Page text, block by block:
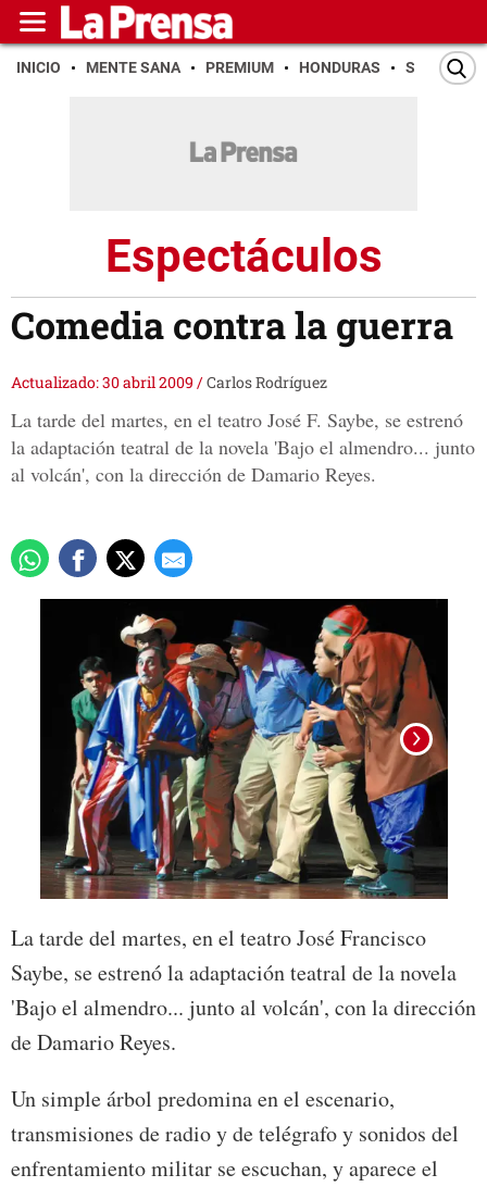
INICIO MENTE SANA PREMIUM HONDURAS SAN PEDRO
Espectáculos
Comedia contra la guerra
Actualizado: 30 abril 2009 /Carlos Rodríguez
La tarde del martes, en el teatro José F. Saybe, se estrenó
la adaptación teatral de la novela 'Bajo el almendro... junto
al volcán', con la dirección de Damario Reyes.
La tarde del martes, en el teatro José Francisco
Saybe, se estrenó la adaptación teatral de la novela
'Bajo el almendro... junto al volcán', con la dirección
de Damario Reyes.
Un simple árbol predomina en el escenario,
transmisiones de radio y de telégrafo y sonidos del
enfrentamiento militar se escuchan, y aparece el